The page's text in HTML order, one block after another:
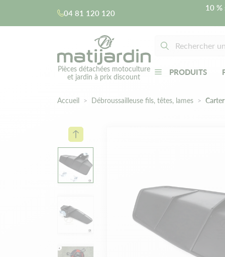
04 81 120 120
10
Pièces détachées motoculture
et jardin à prix discount
PRODUITS
Accueil Débroussailleuse fils, têtes, lames